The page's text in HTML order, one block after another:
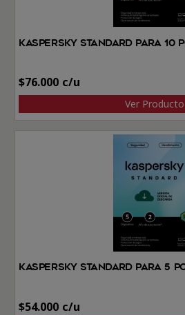
Kaspersky Standard Para 10
$76.000
Ver Producto
Kaspersky Standard Para 5
$54.000